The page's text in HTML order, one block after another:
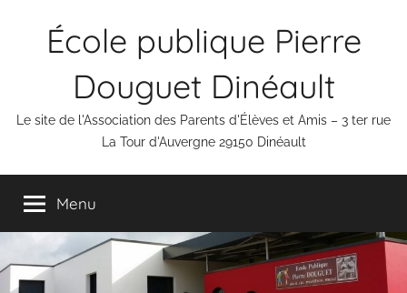
École publique Pierre
Douguet Dinéault
Le site de l'Association des Parents d'Élèves et Amis – 3 ter rue
La Tour d'Auvergne 29150 Dinéault
Menu